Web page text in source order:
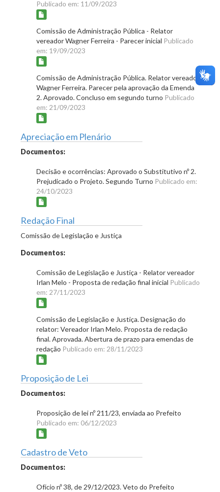
Publicado em: 11/09/2023
Comissão de Administração Pública - Relator
vereador Wagner Ferreira - Parecer inicial Publicado
em: 19/09/2023
Comissão de Administração Pública. Relator vereador
Wagner Ferreira. Parecer pela aprovação da Emenda
2. Aprovado. Concluso em segundo turno Publicado
em: 21/09/2023
Apreciação em Plenário
Documentos:
Decisão e ocorrências: Aprovado o Substitutivo nº 2.
Prejudicado o Projeto. Segundo Turno Publicado em:
24/10/2023
Redação Final
Comissão de Legislação e Justiça
Documentos:
Comissão de Legislação e Justiça - Relator vereador
Irlan Melo - Proposta de redação final inicial Publicado
em: 27/11/2023
Comissão de Legislação e Justiça. Designação do
relator: Vereador Irlan Melo. Proposta de redação
final. Aprovada. Abertura de prazo para emendas de
redação Publicado em: 28/11/2023
Proposição de Lei
Documentos:
Proposição de lei nº 211/23, enviada ao Prefeito
Publicado em: 06/12/2023
Cadastro de Veto
Documentos:
Ofício nº 38, de 29/12/2023. Veto do Prefeito